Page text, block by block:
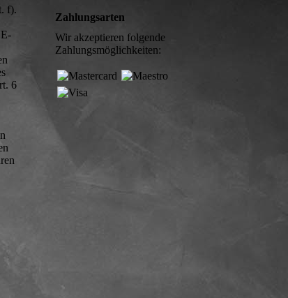
f).
6
Zahlungsarten
Wir akzeptieren folgende
Zahlungsmöglichkeiten: